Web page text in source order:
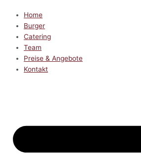
Home
Burger
Catering
Team
Preise & Angebote
Kontakt